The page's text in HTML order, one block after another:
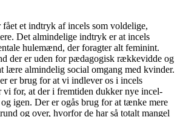
fået et indtryk af incels som voldelige,
Det almindelige indtryk er at incels
hulemænd, der foragter alt feminint.
der er uden for pædagogisk rækkevidde og
lære almindelig social omgang med kvinder.
er brug for at vi indlever os i incels
vi for, at der i fremtiden dukker nye incel-
igen. Der er ogås brug for at tænke mere
og over, hvorfor de har så totalt mangel